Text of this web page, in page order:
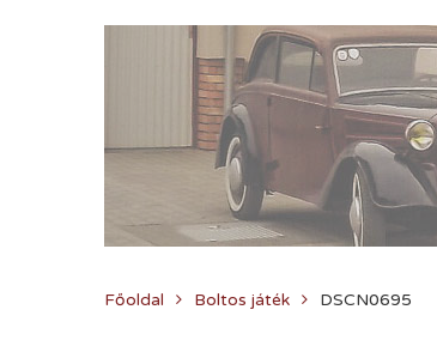
Főoldal Boltos játék DSCN0695